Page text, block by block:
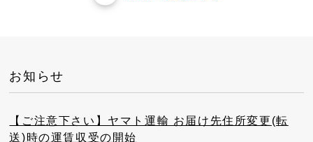
お知らせ
【ご注意下さい】ヤマト運輸 お届け先住所変更(転
送)時の運賃収受の開始